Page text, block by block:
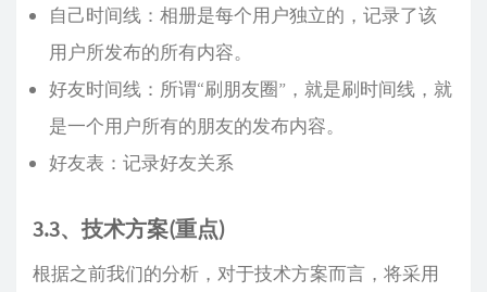
自己时间线：相册是每个用户独立的，记录了该
用户所发布的所有内容。
好友时间线：所谓“刷朋友圈”，就是刷时间线，就
是一个用户所有的朋友的发布内容。
好友表：记录好友关系
3.3、技术方案(重点)
根据之前我们的分析，对于技术方案而言，将采用